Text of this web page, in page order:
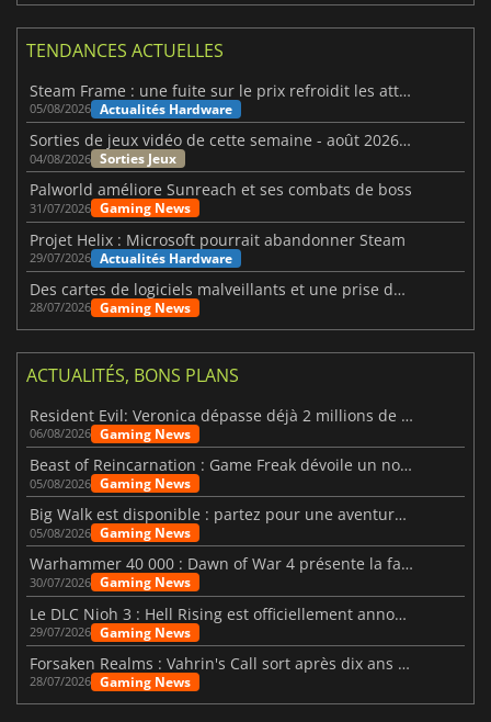
TENDANCES ACTUELLES
Steam Frame : une fuite sur le prix refroidit les attentes VR
05/08/2026 Actualités Hardware
Sorties de jeux vidéo de cette semaine - août 2026 (semaine 32)
04/08/2026 Sorties Jeux
Palworld améliore Sunreach et ses combats de boss
31/07/2026 Gaming News
Projet Helix : Microsoft pourrait abandonner Steam
29/07/2026 Actualités Hardware
Des cartes de logiciels malveillants et une prise de contrôle de Discord ont touché Meccha Chameleon
28/07/2026 Gaming News
ACTUALITÉS, BONS PLANS
Resident Evil: Veronica dépasse déjà 2 millions de wishlists
06/08/2026 Gaming News
Beast of Reincarnation : Game Freak dévoile un nouveau pari
05/08/2026 Gaming News
Big Walk est disponible : partez pour une aventure entre amis
05/08/2026 Gaming News
Warhammer 40 000 : Dawn of War 4 présente la faction des Nécrons
30/07/2026 Gaming News
Le DLC Nioh 3 : Hell Rising est officiellement annoncé
29/07/2026 Gaming News
Forsaken Realms : Vahrin's Call sort après dix ans de développement
28/07/2026 Gaming News